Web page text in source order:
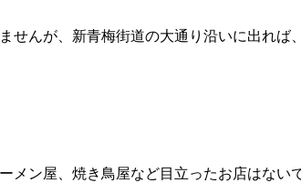
んが、新青梅街道の大通り沿いに出れば
ン屋、焼き鳥屋など目立ったお店はない